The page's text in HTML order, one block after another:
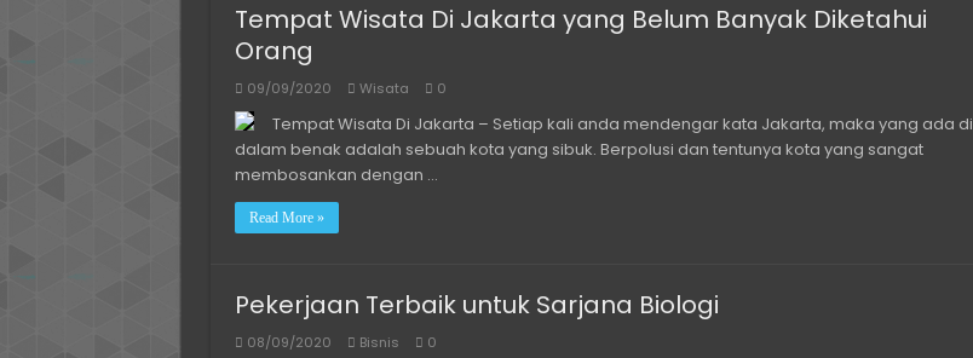
Tempat Wisata Di Jakarta yang Belum Banyak Diketahui
Orang
09/09/2020 Wisata 0
Tempat Wisata Di Jakarta – Setiap kali anda mendengar kata Jakarta, maka yang ada di
dalam benak adalah sebuah kota yang sibuk. Berpolusi dan tentunya kota yang sangat
membosankan dengan …
Read More »
Pekerjaan Terbaik untuk Sarjana Biologi
08/09/2020 Bisnis 0